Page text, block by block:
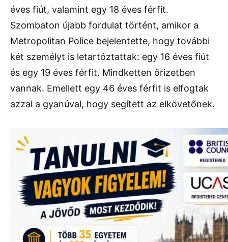
éves fiút, valamint egy 18 éves férfit.
Szombaton újabb fordulat történt, amikor a
Metropolitan Police bejelentette, hogy további
két személyt is letartóztattak: egy 16 éves fiút
és egy 19 éves férfit. Mindketten őrizetben
vannak. Emellett egy 46 éves férfit is elfogtak
azzal a gyanúval, hogy segített az elkövetőnek.